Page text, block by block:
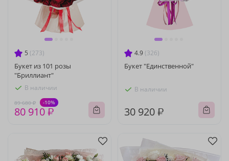
5 (273)
Букет из 101 розы
"Бриллиант"
В наличии
89 680 ₽ -10%
80 910 ₽
4.9 (326)
Букет "Единственной"
В наличии
30 920 ₽